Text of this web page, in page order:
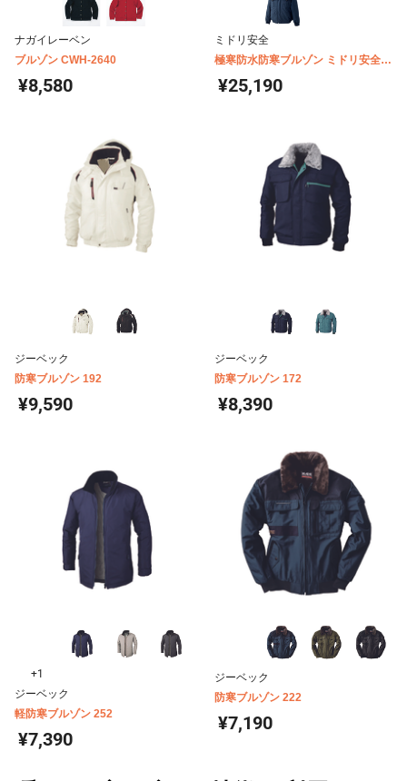
ナガイレーベン
ブルゾン CWH-2640
¥8,580
ミドリ安全
極寒防水防寒ブルゾン ミドリ安全
男女兼用 M4097
¥25,190
ジーベック
防寒ブルゾン 192
¥9,590
ジーベック
防寒ブルゾン 172
¥8,390
+1
ジーベック
軽防寒ブルゾン 252
¥7,390
ジーベック
防寒ブルゾン 222
¥7,190